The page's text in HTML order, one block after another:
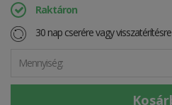
Raktáron
30 nap cserére vagy visszatérítésre
Mennyiség: